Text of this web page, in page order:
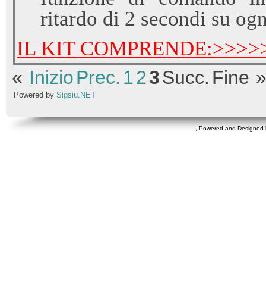
ritardo di 2 secondi su
IL KIT
« InizioPrec. 123Succ. Fine »
Powered by Sigsiu.NET
, Powered and